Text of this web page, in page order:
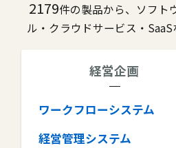
2179件の製品から、ソフト
ル・クラウドサービス・SaaS
経営企画
ワークフローシステム
経営管理システム